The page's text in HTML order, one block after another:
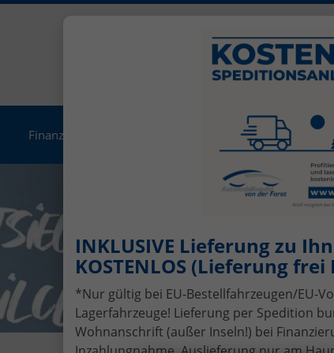
+49 (0)2456 506-1390
Öffnungszeiten: Mo - Fr 08.00 - 17.00
Finanzierung Top-Angebote
INKLUSIVE Lieferung zu
KOSTENLOS (Lieferung
*Nur gültig bei EU-Bestellfahrzeugen/EU-
Lagerfahrzeuge! Lieferung per Spedition
Wohnanschrift (außer Inseln!) bei